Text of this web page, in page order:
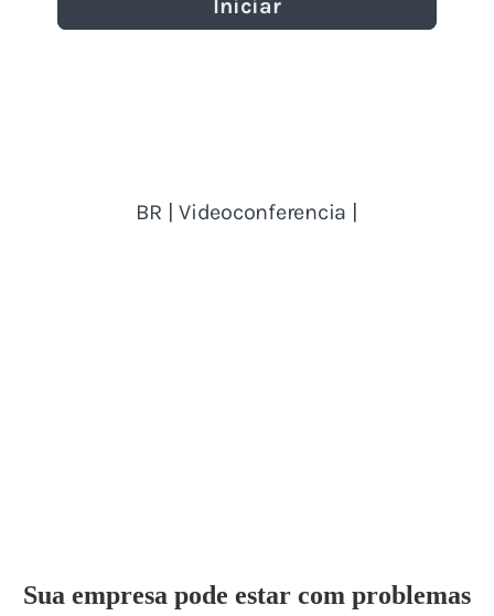
Sua empresa pode estar com problemas